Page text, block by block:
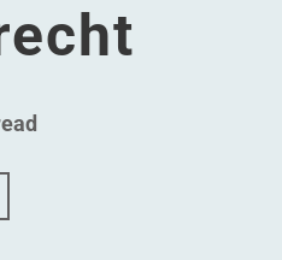
in Barendrecht
The Greenery in Barendrecht
bij The Greenery in
bij The Greenery in